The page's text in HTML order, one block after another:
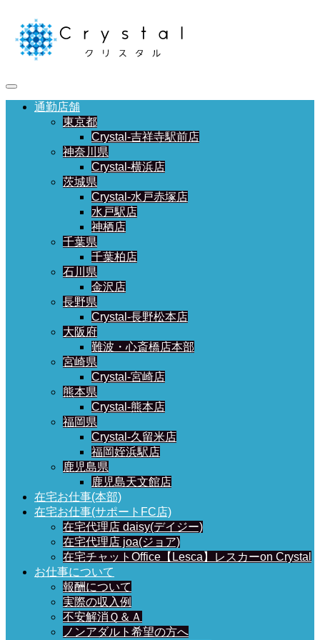
通勤店舗
東京都
Crystal-吉祥寺駅前店
神奈川県
Crystal-横浜店
茨城県
Crystal-水戸赤塚店
水戸駅店
神栖店
千葉県
千葉柏店
石川県
金沢店
長野県
Crystal-長野松本店
大阪府
難波・心斎橋店本部
宮崎県
Crystal-宮崎店
熊本県
Crystal-熊本店
福岡県
Crystal-久留米店
福岡姪浜駅店
鹿児島県
鹿児島天文館店
在宅お仕事(本部)
在宅お仕事(サポートFC店)
在宅代理店 daisy(デイジー)
在宅代理店 joa(ジョア)
在宅チャットOffice【Lesca】レスカーon Crystal
お仕事について
報酬について
実際の収入例
不安解消Ｑ＆Ａ
ノンアダルト希望の方へ